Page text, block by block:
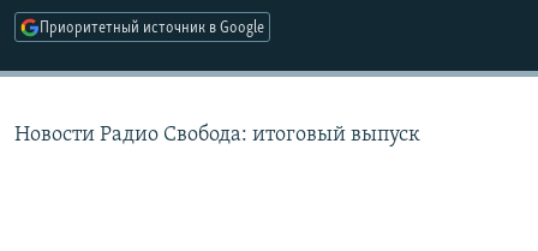
Приоритетный источник в Google
Новости Радио Свобода: итоговый выпуск